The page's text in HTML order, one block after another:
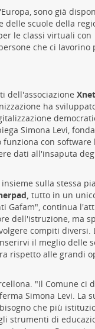
sono già
delle scuole della
le classi virtuali con
che ci lavorino
dell'associazione Xnet
ha
Simona Levi,
con software
dati all'insaputa
sulla stessa
tutto in un
Gafam", continua
dell'istruzione, ma
compiti diversi.
il meglio delle
rispetto alle grandi
"Il Comune ci
Simona Levi. La
che più
strumenti di